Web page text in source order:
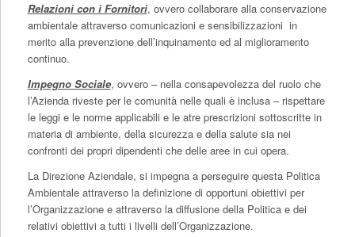
Relazioni con i Fornitori, ovvero collaborare alla conservazione
ambientale attraverso comunicazioni e sensibilizzazioni in
merito alla prevenzione dell’inquinamento ed al miglioramento
continuo.
Impegno Sociale, ovvero – nella consapevolezza del ruolo che
l’Azienda riveste per le comunità nelle quali è inclusa – rispettare
le leggi e le norme applicabili e le atre prescrizioni sottoscritte in
materia di ambiente, della sicurezza e della salute sia nei
confronti dei propri dipendenti che delle aree in cui opera.
La Direzione Aziendale, si impegna a perseguire questa Politica
Ambientale attraverso la definizione di opportuni obiettivi per
l’Organizzazione e attraverso la diffusione della Politica e dei
relativi obiettivi a tutti i livelli dell’Organizzazione.